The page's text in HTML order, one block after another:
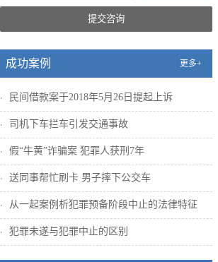
提交咨询
成功案例 更多+
民间借款案于2018年5月26日提起上诉
司机下车拦车引发交通事故
假“牛黄”诈骗案 犯罪人获刑7年
送同事帮忙刷卡 男子摔下公交车
从一起案例析犯罪预备阶段中止的法律特征
犯罪未遂与犯罪中止的区别